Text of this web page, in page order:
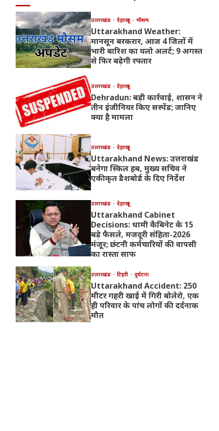
उत्तराखंड देहरादून मौसम
Uttarakhand Weather:
मानसून बरकरार, आज 4 जिलों में
भारी बारिश का यलो अलर्ट; 9 अगस्त
से फिर बढ़ेगी रफ्तार
उत्तराखंड देहरादून
Dehradun: बड़ी कार्रवाई, शासन ने
तीन इंजीनियर किए सस्पेंड; जानिए
क्या है मामला
उत्तराखंड देहरादून
Uttarakhand News: उत्तराखंड
बनेगा स्किल हब, मुख्य सचिव ने
एकीकृत डैशबोर्ड के दिए निर्देश
उत्तराखंड देहरादून
Uttarakhand Cabinet
Decisions: धामी कैबिनेट के 15
बड़े फैसले, मजदूरी संहिता-2026
मंजूर; छंटनी कर्मचारियों की वापसी
का रास्ता साफ
उत्तराखंड टिहरी दुर्घटना
Uttarakhand Accident: 250
मीटर गहरी खाई में गिरी बोलेरो, एक
ही परिवार के पांच लोगों की दर्दनाक
मौत